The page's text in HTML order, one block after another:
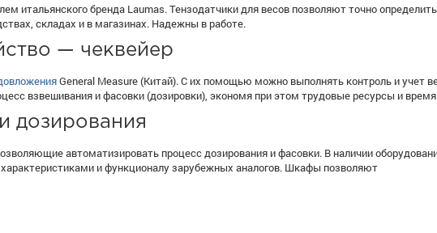
бренда Laumas. Тензодатчики для весов позволяют точно
складах и в магазинах. Надежны в работе.
— чеквейер
General Measure (Китай). С их помощью можно выполнять контроль и учет
взвешивания и фасовки (дозировки), экономя при этом трудовые ресурсы и
дозирования
автоматизировать процесс дозирования и фасовки. В наличии
и функционалу зарубежных аналогов. Шкафы позволяют